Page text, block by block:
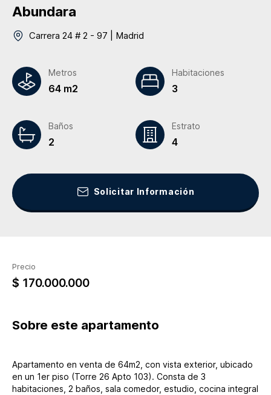
Abundara
Carrera 24 # 2 - 97 Madrid
Metros
64 m2
Habitaciones
3
Baños
2
Estrato
4
Solicitar Información
Precio
$ 170.000.000
Sobre este apartamento
Apartamento en venta de 64m2, con vista exterior, ubicado
en un 1er piso (Torre 26 Apto 103). Consta de 3
habitaciones, 2 baños, sala comedor, estudio, cocina integral